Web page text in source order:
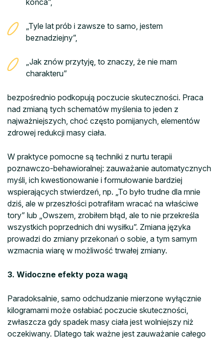
„Tyle lat prób i zawsze to samo, jestem
beznadziejny”,
„Jak znów przytyję, to znaczy, że nie mam
charakteru”
bezpośrednio podkopują poczucie skuteczności. Praca
nad zmianą tych schematów myślenia to jeden z
najważniejszych, choć często pomijanych, elementów
zdrowej redukcji masy ciała.
W praktyce pomocne są techniki z nurtu terapii
poznawczo-behawioralnej: zauważanie automatycznych
myśli, ich kwestionowanie i formułowanie bardziej
wspierających stwierdzeń, np. „To było trudne dla mnie
dziś, ale w przeszłości potrafiłam wracać na właściwe
tory” lub „Owszem, zrobiłem błąd, ale to nie przekreśla
wszystkich poprzednich dni wysiłku”. Zmiana języka
prowadzi do zmiany przekonań o sobie, a tym samym
wzmacnia wiarę w możliwość trwałej zmiany.
3. Widoczne efekty poza wagą
Paradoksalnie, samo odchudzanie mierzone wyłącznie
kilogramami może osłabiać poczucie skuteczności,
zwłaszcza gdy spadek masy ciała jest wolniejszy niż
oczekiwany. Dlatego tak ważne jest zauważanie całego